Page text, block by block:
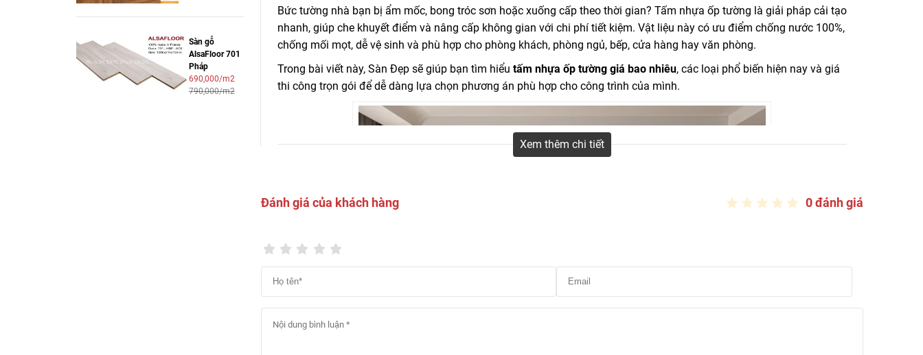
Sàn gỗ
AlsaFloor 701
Pháp
690,000/m2
790,000/m2
Tấm ốp tường nhựa sở hữu nhiều ưu điểm nổi bật với giá rẻ nên trở thành lựa chọn phổ biến để ốp trang trí, ốp tường, ốp trần trong
các công trình nhà ở dân dụng và thương mại.
Bức tường nhà bạn bị ẩm mốc, bong tróc sơn hoặc xuống cấp theo thời gian? Tấm nhựa ốp tường là giải pháp cải tạo
nhanh, giúp che khuyết điểm và nâng cấp không gian với chi phí tiết kiệm. Vật liệu này có ưu điểm chống nước 100%,
chống mối mọt, dễ vệ sinh và phù hợp cho phòng khách, phòng ngủ, bếp, cửa hàng hay văn phòng.
Trong bài viết này, Sàn Đẹpsẽ giúp bạn tìm hiểu tấm nhựa ốp tường giá bao nhiêu, các loại phổ biến hiện nay và giá
thi công trọn gói để dễ dàng lựa chọn phương án phù hợp cho công trình của mình.
Xem thêm chi tiết
Đánh giá của khách hàng 0 đánh giá